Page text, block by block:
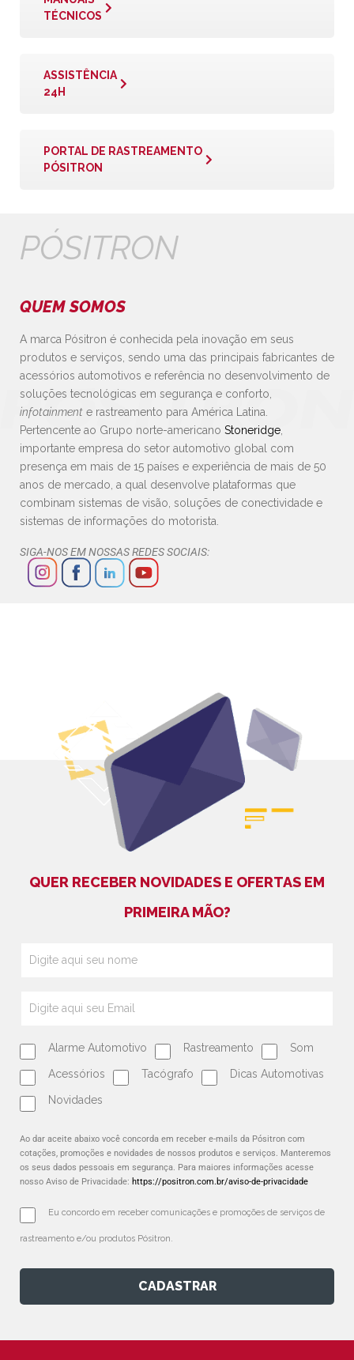
TÉCNICOS
ASSISTÊNCIA
24H
PORTAL DE RASTREAMENTO
PÓSITRON
PÓSITRON
QUEM SOMOS
A marca Pósitron é conhecida pela inovação em seus
produtos e serviços, sendo uma das principais fabricantes de
acessórios automotivos e referência no desenvolvimento de
soluções tecnológicas em segurança e conforto,
infotainment e rastreamento para América Latina.
Pertencente ao Grupo norte-americano Stoneridge,
importante empresa do setor automotivo global com
presença em mais de 15 países e experiência de mais de 50
anos de mercado, a qual desenvolve plataformas que
combinam sistemas de visão, soluções de conectividade e
sistemas de informações do motorista.
SIGA-NOS EM NOSSAS REDES SOCIAIS:
QUER RECEBER NOVIDADES E OFERTAS EM
PRIMEIRA MÃO?
Alarme Automotivo Rastreamento Som
Acessórios Tacógrafo Dicas Automotivas
Novidades
Ao dar aceite abaixo você concorda em receber e-mails da Pósitron com
cotações, promoções e novidades de nossos produtos e serviços. Manteremos
os seus dados pessoais em segurança. Para maiores informações acesse
nosso Aviso de Privacidade: https://positron.com.br/aviso-de-privacidade
Eu concordo em receber comunicações e promoções de serviços de
rastreamento e/ou produtos Pósitron.
CADASTRAR